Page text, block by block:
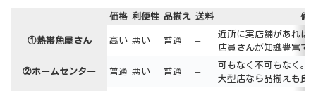
価格 利便性 品揃え 送料 備
①熱帯魚屋さん 高い 悪い 普通 –
近所に実店舗があれば
店員さんが知識豊富で
②ホームセンター 普通 悪い 普通 –
可もなく不可もなく。
大型店なら品揃えも良